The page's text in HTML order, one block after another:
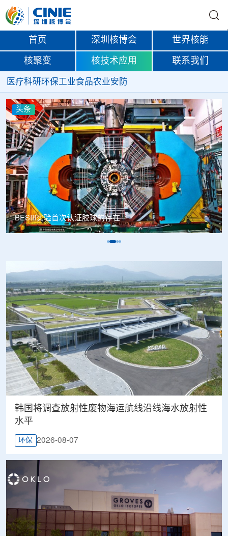
首页 深圳核博会 世界核能
核聚变 核技术应用 联系我们
医疗科研环保工业食品农业安防
头条
Thor Medical从AlphaOne首次交付高纯度钍-228，商业供货
启动
韩国将调查放射性废物海运航线沿线海水放射性
水平
环保 2026-08-07